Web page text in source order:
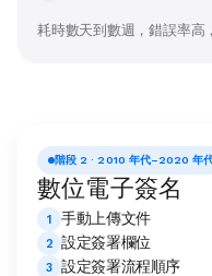
耗時數天到數週，錯誤率高
階段 2 · 2010 年代–2020 年
數位電子簽名
1 手動上傳文件
2 設定簽署欄位
3 設定簽署流程順序